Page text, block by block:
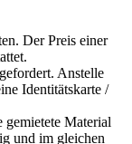
Der Preis einer
Anstelle
Identitätskarte /
gemietete Material
und im gleichen